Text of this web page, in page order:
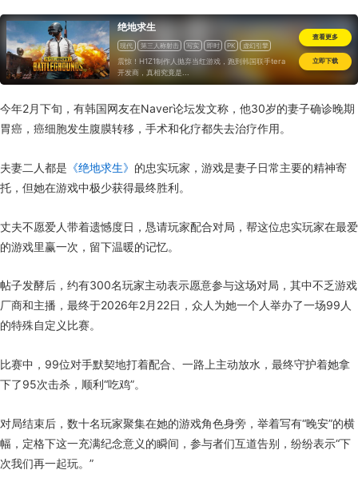
绝地求生
现代 第三人称射击 写实 即时 PK
虚幻引擎
TPS
射击 大逃杀 一次性付费
震惊！H1Z1制作人抛弃当红游戏，跑到韩国联手tera
开发商，真相究竟是...
查看更多
立即下载
今年2月下旬，有韩国网友在Naver论坛发文称，他30岁的妻子确诊晚期
胃癌，癌细胞发生腹膜转移，手术和化疗都失去治疗作用。
夫妻二人都是 《绝地求生》 的忠实玩家，游戏是妻子日常主要的精神寄
托，但她在游戏中极少获得最终胜利。
丈夫不愿爱人带着遗憾度日，恳请玩家配合对局，帮这位忠实玩家在最爱
的游戏里赢一次，留下温暖的记忆。
帖子发酵后，约有300名玩家主动表示愿意参与这场对局，其中不乏游戏
厂商和主播，最终于2026年2月22日，众人为她一个人举办了一场99人
的特殊自定义比赛。
比赛中，99位对手默契地打着配合、一路上主动放水，最终守护着她拿
下了95次击杀，顺利“吃鸡”。
对局结束后，数十名玩家聚集在她的游戏角色身旁，举着写有“晚安”的横
幅，定格下这一充满纪念意义的瞬间，参与者们互道告别，纷纷表示“下
次我们再一起玩。”